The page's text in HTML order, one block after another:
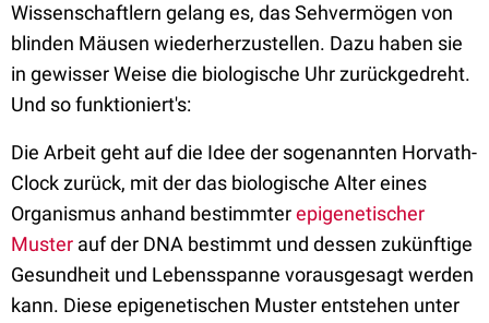
Wissenschaftlern gelang es, das Sehvermögen von
blinden Mäusen wiederherzustellen. Dazu haben sie
in gewisser Weise die biologische Uhr zurückgedreht.
Und so funktioniert's:
Die Arbeit geht auf die Idee der sogenannten Horvath-
Clock zurück, mit der das biologische Alter eines
Organismus anhand bestimmterepigenetischer
Muster auf der DNA bestimmt und dessen zukünftige
Gesundheit und Lebensspanne vorausgesagt werden
kann. Diese epigenetischen Muster entstehen unter